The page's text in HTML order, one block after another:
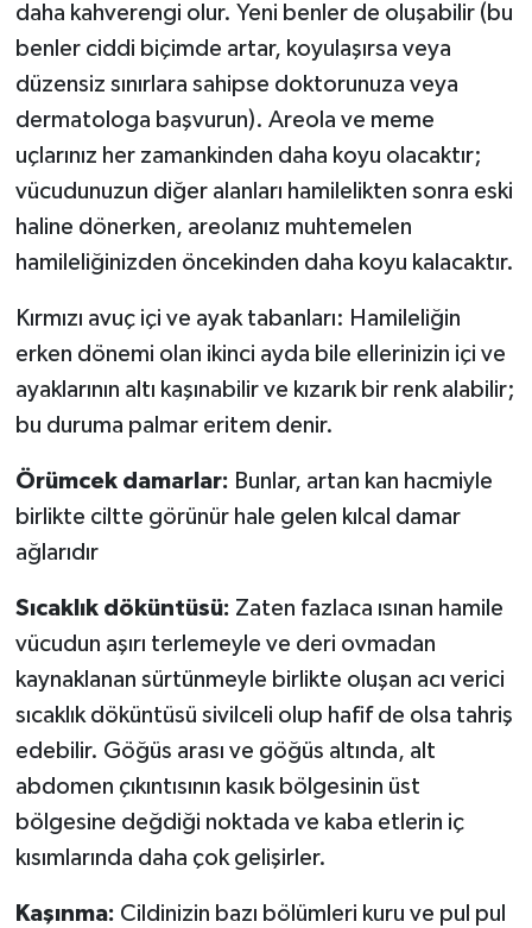
daha kahverengi olur. Yeni benler de oluşabilir (bu
benler ciddi biçimde artar, koyulaşırsa veya
düzensiz sınırlara sahipse doktorunuza veya
dermatologa başvurun). Areola ve meme
uçlarınız her zamankinden daha koyu olacaktır;
vücudunuzun diğer alanları hamilelikten sonra eski
haline dönerken, areolanız muhtemelen
hamileliğinizden öncekinden daha koyu kalacaktır.
Kırmızı avuç içi ve ayak tabanları: Hamileliğin
erken dönemi olan ikinci ayda bile ellerinizin içi ve
ayaklarının altı kaşınabilir ve kızarık bir renk alabilir;
bu duruma palmar eritem denir.
Örümcek damarlar: Bunlar, artan kan hacmiyle
birlikte ciltte görünür hale gelen kılcal damar
ağlarıdır
Sıcaklık döküntüsü: Zaten fazlaca ısınan hamile
vücudun aşırı terlemeyle ve deri ovmadan
kaynaklanan sürtünmeyle birlikte oluşan acı verici
sıcaklık döküntüsü sivilceli olup hafif de olsa tahriş
edebilir. Göğüs arası ve göğüs altında, alt
abdomen çıkıntısının kasık bölgesinin üst
bölgesine değdiği noktada ve kaba etlerin iç
kısımlarında daha çok gelişirler.
Kaşınma: Cildinizin bazı bölümleri kuru ve pul pul